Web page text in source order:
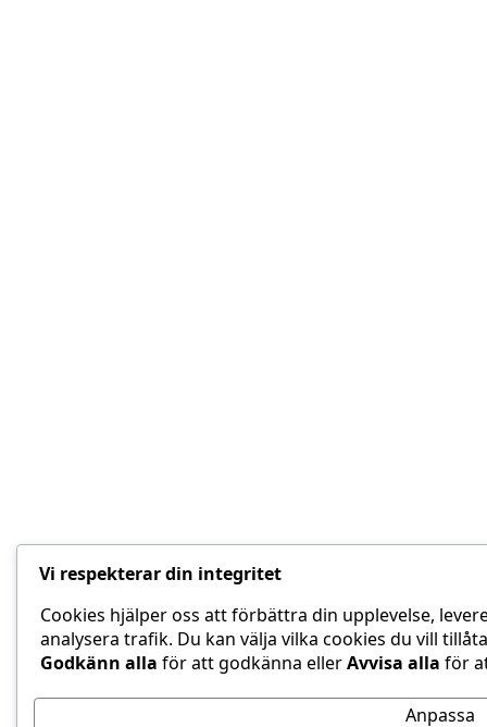
Vi respekterar din integritet
Cookies hjälper oss att förbättra din upplevelse,
analysera trafik. Du kan välja vilka cookies du vill
Godkänn alla för att godkänna ellerAvvisa alla för
Anpassa